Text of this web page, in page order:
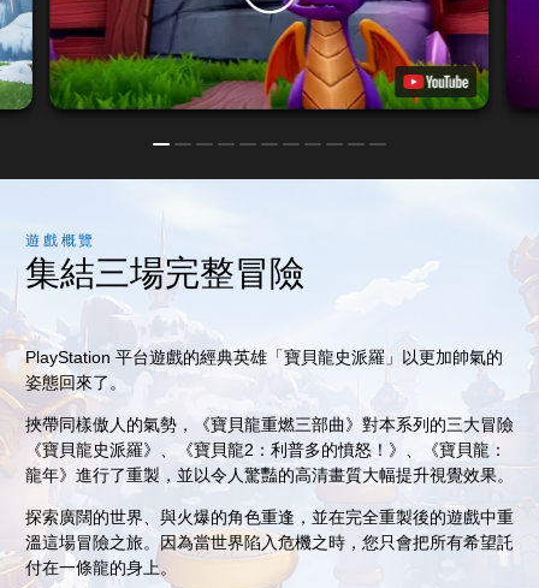
遊戲概覽
集結三場完整冒險
PlayStation 平台遊戲的經典英雄「寶貝龍史派羅」以更加帥氣的
姿態回來了。
挾帶同樣傲人的氣勢，《寶貝龍重燃三部曲》對本系列的三大冒險
《寶貝龍史派羅》、《寶貝龍2：利普多的憤怒！》、《寶貝龍：
龍年》進行了重製，並以令人驚豔的高清畫質大幅提升視覺效果。
探索廣闊的世界、與火爆的角色重逢，並在完全重製後的遊戲中重
溫這場冒險之旅。因為當世界陷入危機之時，您只會把所有希望託
付在一條龍的身上。